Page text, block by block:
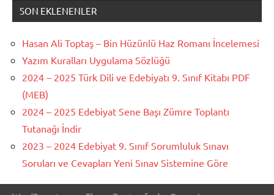
SON EKLENENLER
Hasan Ali Toptaş – Bin Hüzünlü Haz Romanı İncelemesi
Yazım Kuralları Uygulama Sözlüğü
2024 – 2025 Türk Dili ve Edebiyatı 9. Sınıf Kitabı PDF
(MEB)
2024 – 2025 Edebiyat Sene Başı Zümre Toplantı
Tutanağı İndir
2023 – 2024 Edebiyat 9. Sınıf Sorumluluk Sınavı
Soruları ve Cevapları Yeni Sınav Sistemine Göre